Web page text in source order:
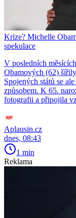
Krize? Michelle
spekulace
V posledních
Obamových (62)
Spojených států se
způsobem. K 65.
fotografii a připojila
Aplausin.cz
dnes, 08:43
1 min
Reklama